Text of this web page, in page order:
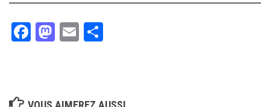
Facebook
Mastodon
Email